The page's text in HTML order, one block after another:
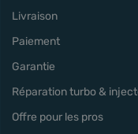
Livraison
Paiement
Garantie
Réparation turbo &
Offre pour les pros